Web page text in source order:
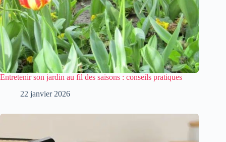
Entretenir son jardin au fil des saisons : conseils pratiques
22 janvier 2026